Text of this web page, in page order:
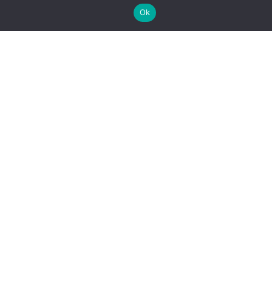
Basis- en uitgebreide arrangementen
Koud/warm buffet en barbecue
Ok